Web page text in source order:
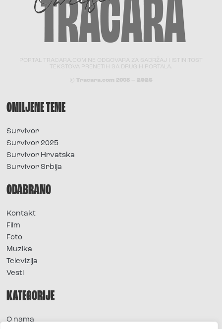
PORTAL TRACARA.COM NE ODGOVARA ZA SADRŽAJ I ISTINITOST
TEKSTOVA PRENETIH SA DRUGIH PORTALA.
© Tracara.com 2008 – 2026
OMILJENE TEME
Survivor
Survivor 2025
Survivor Hrvatska
Survivor Srbija
ODABRANO
Kontakt
Film
Foto
Muzika
Televizija
Vesti
KATEGORIJE
O nama